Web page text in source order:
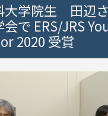
大学院生 田辺
で ERS/JRS
2020 受賞